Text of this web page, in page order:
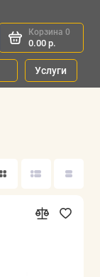
Корзина 0
0.00 р.
Услуги